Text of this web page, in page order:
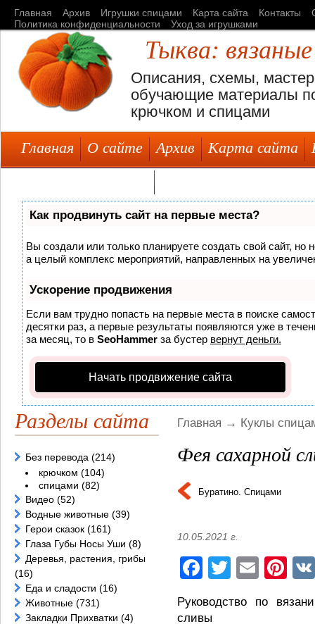
Главная Архив Игрушки спицами Карта сайта Контакты
Политика конфиденциальности
Уход за игрушками
Тыква:
Описания, схемы,
обучающие материалы
крючком и спицами
Главная О сайте Архив Карта сайта
Как продвинуть сайт на первые места?
Вы создали или только планируете создать свой сайт, но
а целый комплекс мероприятий, направленных на
Ускорение продвижения
Если вам трудно попасть на первые места в поиске
десятки раз, а первые результаты появляются уже в
за месяц, то в SeoHammer за бустер вернут деньги.
Начать продвижение сайта
Главная → Куклы
Фея сахарной
Буратино. Спицами
10.05.2021 г.
Facebook
Twitter
Email
Руководство по
сливы
Разделы сайта
Без перевода (214)
крючком (104)
спицами (82)
Видео (52)
Водные животные (39)
Герои сказок (161)
Глаза Губы Носы Уши (8)
Деревья, растения, грибы
(16)
Еда и сладости (16)
Животные (731)
Закладки Прихватки (4)